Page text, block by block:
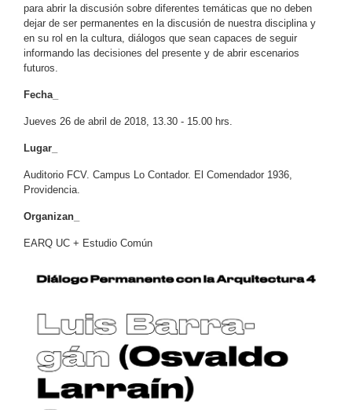
para abrir la discusión sobre diferentes temáticas que no deben
dejar de ser permanentes en la discusión de nuestra disciplina y
en su rol en la cultura, diálogos que sean capaces de seguir
informando las decisiones del presente y de abrir escenarios
futuros.
Fecha_
Jueves 26 de abril de 2018, 13.30 - 15.00 hrs.
Lugar_
Auditorio FCV. Campus Lo Contador. El Comendador 1936,
Providencia.
Organizan_
EARQ UC + Estudio Común